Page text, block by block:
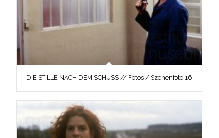
DIE STILLE NACH DEM SCHUSS // Fotos / Szenenfoto 16